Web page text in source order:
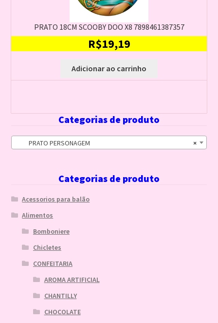
PRATO 18CM SCOOBY DOO X8 7898461387357
R$19,19
Adicionar ao carrinho
Categorias de produto
×
PRATO PERSONAGEM
Categorias de produto
Acessorios para balão
Alimentos
Bomboniere
Chicletes
CONFEITARIA
AROMA ARTIFICIAL
CHANTILLY
CHOCOLATE